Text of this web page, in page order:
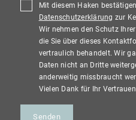
Mit diesem Haken
Datenschutzerklärung zur
Wir nehmen den Schutz
die Sie über dieses
vertraulich behandelt. Wir
Daten nicht an Dritte
anderweitig missbraucht
Vielen Dank für Ihr
Senden